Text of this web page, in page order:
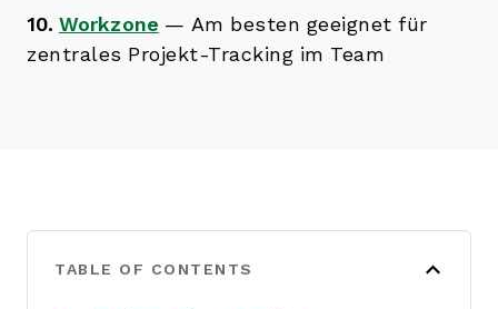
10. Workzone — Am besten geeignet für
zentrales Projekt-Tracking im Team
TABLE OF CONTENTS